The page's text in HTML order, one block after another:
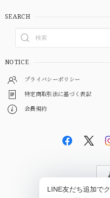
SEARCH
NOTICE
プライバシーポリシー
特定商取引法に基づく表記
会員規約